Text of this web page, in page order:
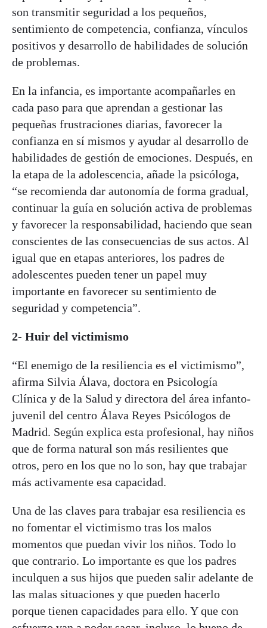
son transmitir seguridad a los pequeños,
sentimiento de competencia, confianza, vínculos
positivos y desarrollo de habilidades de solución
de problemas.
En la infancia, es importante acompañarles en
cada paso para que aprendan a gestionar las
pequeñas frustraciones diarias, favorecer la
confianza en sí mismos y ayudar al desarrollo de
habilidades de gestión de emociones. Después, en
la etapa de la adolescencia, añade la psicóloga,
“se recomienda dar autonomía de forma gradual,
continuar la guía en solución activa de problemas
y favorecer la responsabilidad, haciendo que sean
conscientes de las consecuencias de sus actos. Al
igual que en etapas anteriores, los padres de
adolescentes pueden tener un papel muy
importante en favorecer su sentimiento de
seguridad y competencia”.
2- Huir del victimismo
“El enemigo de la resiliencia es el victimismo”,
afirma Silvia Álava, doctora en Psicología
Clínica y de la Salud y directora del área infanto-
juvenil del centro Álava Reyes Psicólogos de
Madrid. Según explica esta profesional, hay niños
que de forma natural son más resilientes que
otros, pero en los que no lo son, hay que trabajar
más activamente esa capacidad.
Una de las claves para trabajar esa resiliencia es
no fomentar el victimismo tras los malos
momentos que puedan vivir los niños. Todo lo
que contrario. Lo importante es que los padres
inculquen a sus hijos que pueden salir adelante de
las malas situaciones y que pueden hacerlo
porque tienen capacidades para ello. Y que con